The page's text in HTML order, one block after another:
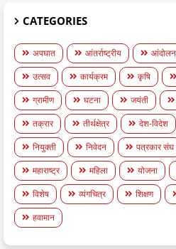
CATEGORIES
अपघात आंतर्राष्ट्रीय आंदोलन
उत्सव
कार्यक्रम कृषि
ग्रामीण
घटना जयंती
तक्रार
तीर्थक्षेत्र देश-विदेश
नियुक्ती
निवेदन पत्रकार संघ
महाराष्ट्र
महिला योजना
विशेष
व्यंगचित्र शिक्षण
हवामान